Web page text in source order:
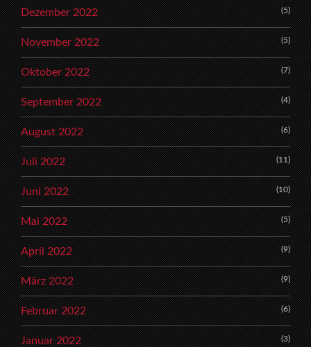
Dezember 2022 (5)
November 2022 (5)
Oktober 2022 (7)
September 2022 (4)
August 2022 (6)
Juli 2022 (11)
Juni 2022 (10)
Mai 2022 (5)
April 2022 (9)
März 2022 (9)
Februar 2022 (6)
Januar 2022 (3)